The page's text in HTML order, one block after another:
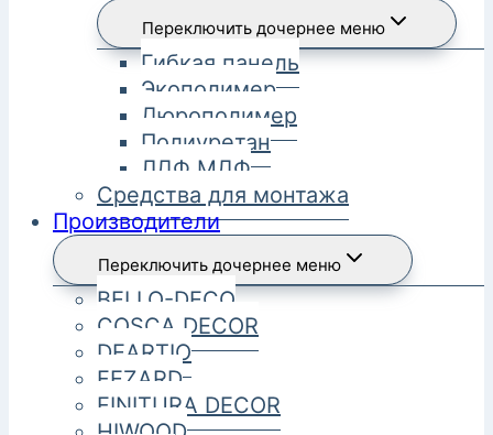
Переключить дочернее меню
Гибкая панель
Экополимер
Дюрополимер
Полиуретан
ЛДФ МДФ
Средства для монтажа
Производители
Переключить дочернее меню
BELLO-DECO
COSCA DECOR
DEARTIO
FEZARD
FINITURA DECOR